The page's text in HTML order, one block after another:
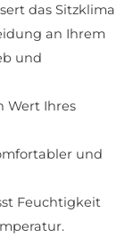
das Sitzklima
an Ihrem
und
Wert Ihres
und
Feuchtigkeit